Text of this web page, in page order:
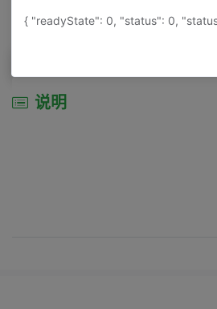
属性： 地图属性： 地图类型-综合性地图
说明
{ "readyState": 0, "status": 0,